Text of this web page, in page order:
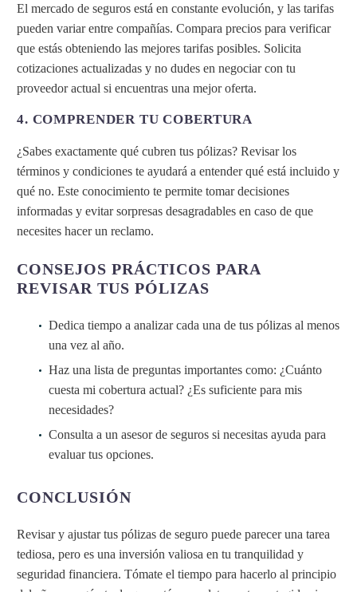
El mercado de seguros está en constante evolución, y las tarifas
pueden variar entre compañías. Compara precios para verificar
que estás obteniendo las mejores tarifas posibles. Solicita
cotizaciones actualizadas y no dudes en negociar con tu
proveedor actual si encuentras una mejor oferta.
4. COMPRENDER TU COBERTURA
¿Sabes exactamente qué cubren tus pólizas? Revisar los
términos y condiciones te ayudará a entender qué está incluido y
qué no. Este conocimiento te permite tomar decisiones
informadas y evitar sorpresas desagradables en caso de que
necesites hacer un reclamo.
CONSEJOS PRÁCTICOS PARA
REVISAR TUS PÓLIZAS
Dedica tiempo a analizar cada una de tus pólizas al menos
una vez al año.
Haz una lista de preguntas importantes como: ¿Cuánto
cuesta mi cobertura actual? ¿Es suficiente para mis
necesidades?
Consulta a un asesor de seguros si necesitas ayuda para
evaluar tus opciones.
CONCLUSIÓN
Revisar y ajustar tus pólizas de seguro puede parecer una tarea
tediosa, pero es una inversión valiosa en tu tranquilidad y
seguridad financiera. Tómate el tiempo para hacerlo al principio